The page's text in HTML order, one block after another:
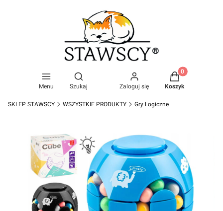
Menu
Otwórz wyszukiwarkę
Szukaj Zaloguj się
Produkty w
Koszyk
SKLEP STAWSCY WSZYSTKIE PRODUKTY Gry Logiczne